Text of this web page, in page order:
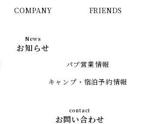
COMPANY FRIENDS
お知らせ
パブ営業情報
キャンプ・宿泊予約情報
お問い合わせ